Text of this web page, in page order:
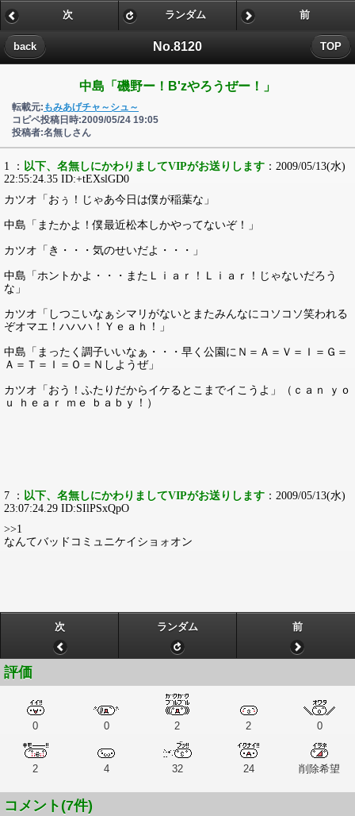
No.8120
back TOP
次 ランダム 前
中島「磯野ー！B'zやろうぜー！」
転載元: もみあげチャ～シュ～
コピペ投稿日時:2009/05/24 19:05
投稿者:名無しさん
1 ： 以下、名無しにかわりましてVIPがお送りします ：2009/05/13(水)
22:55:24.35 ID:+tEXslGD0
カツオ「おぅ！じゃあ今日は僕が稲葉な」
中島「またかよ！僕最近松本しかやってないぞ！」
カツオ「き・・・気のせいだよ・・・」
中島「ホントかよ・・・またＬｉａｒ！Ｌｉａｒ！じゃないだろう
な」
カツオ「しつこいなぁシマリがないとまたみんなにコソコソ笑われる
ぞオマエ！ハハハ！Ｙｅａｈ！」
中島「まったく調子いいなぁ・・・早く公園にＮ＝Ａ＝Ｖ＝Ｉ＝Ｇ＝
Ａ＝Ｔ＝Ｉ＝Ｏ＝Ｎしようぜ」
カツオ「おう！ふたりだからイケるとこまでイこうよ」（ｃａｎ ｙｏ
ｕ ｈｅａｒ ｍｅ ｂａｂｙ！）
7 ： 以下、名無しにかわりましてVIPがお送りします ：2009/05/13(水)
23:07:24.29 ID:SIlPSxQpO
>>1
なんてバッドコミュニケイショォオン
次 ランダム 前
評価
0 0 2 2 0
2 4 32 24 削除希望
コメント(7件)